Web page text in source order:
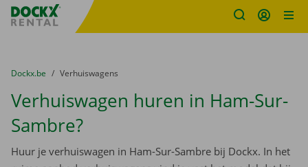
Fratello DEMO
U bevindt zich hier:
van
Dockx.be naar
Verhuiswagens
Verhuiswagen huren in Ham-Sur-
Sambre?
Huur je verhuiswagen in Ham-Sur-Sambre bij Dockx. In het